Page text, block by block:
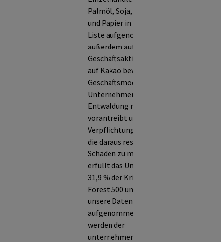
Palmöl, Soja, sowie Zellstoff
und Papier in die Forest 500-
Liste aufgenommen und
außerdem aufgrund seiner
Geschäftsaktivitäten in Bezug
auf Kakao bewertet, weil das
Geschäftsmodell des
Unternehmens die
Entwaldung maßgeblich
vorantreibt und es zu geringe
Verpflichtungen eingeht, um
die daraus resultierenden
Schäden zu minimieren. So
erfüllt das Unternehmen nur
31,9 % der Kriterien von
Forest 500 und wird somit in
unsere Datenbank
aufgenommen. Bewertet
werden der
unternehmensweite Ansatz